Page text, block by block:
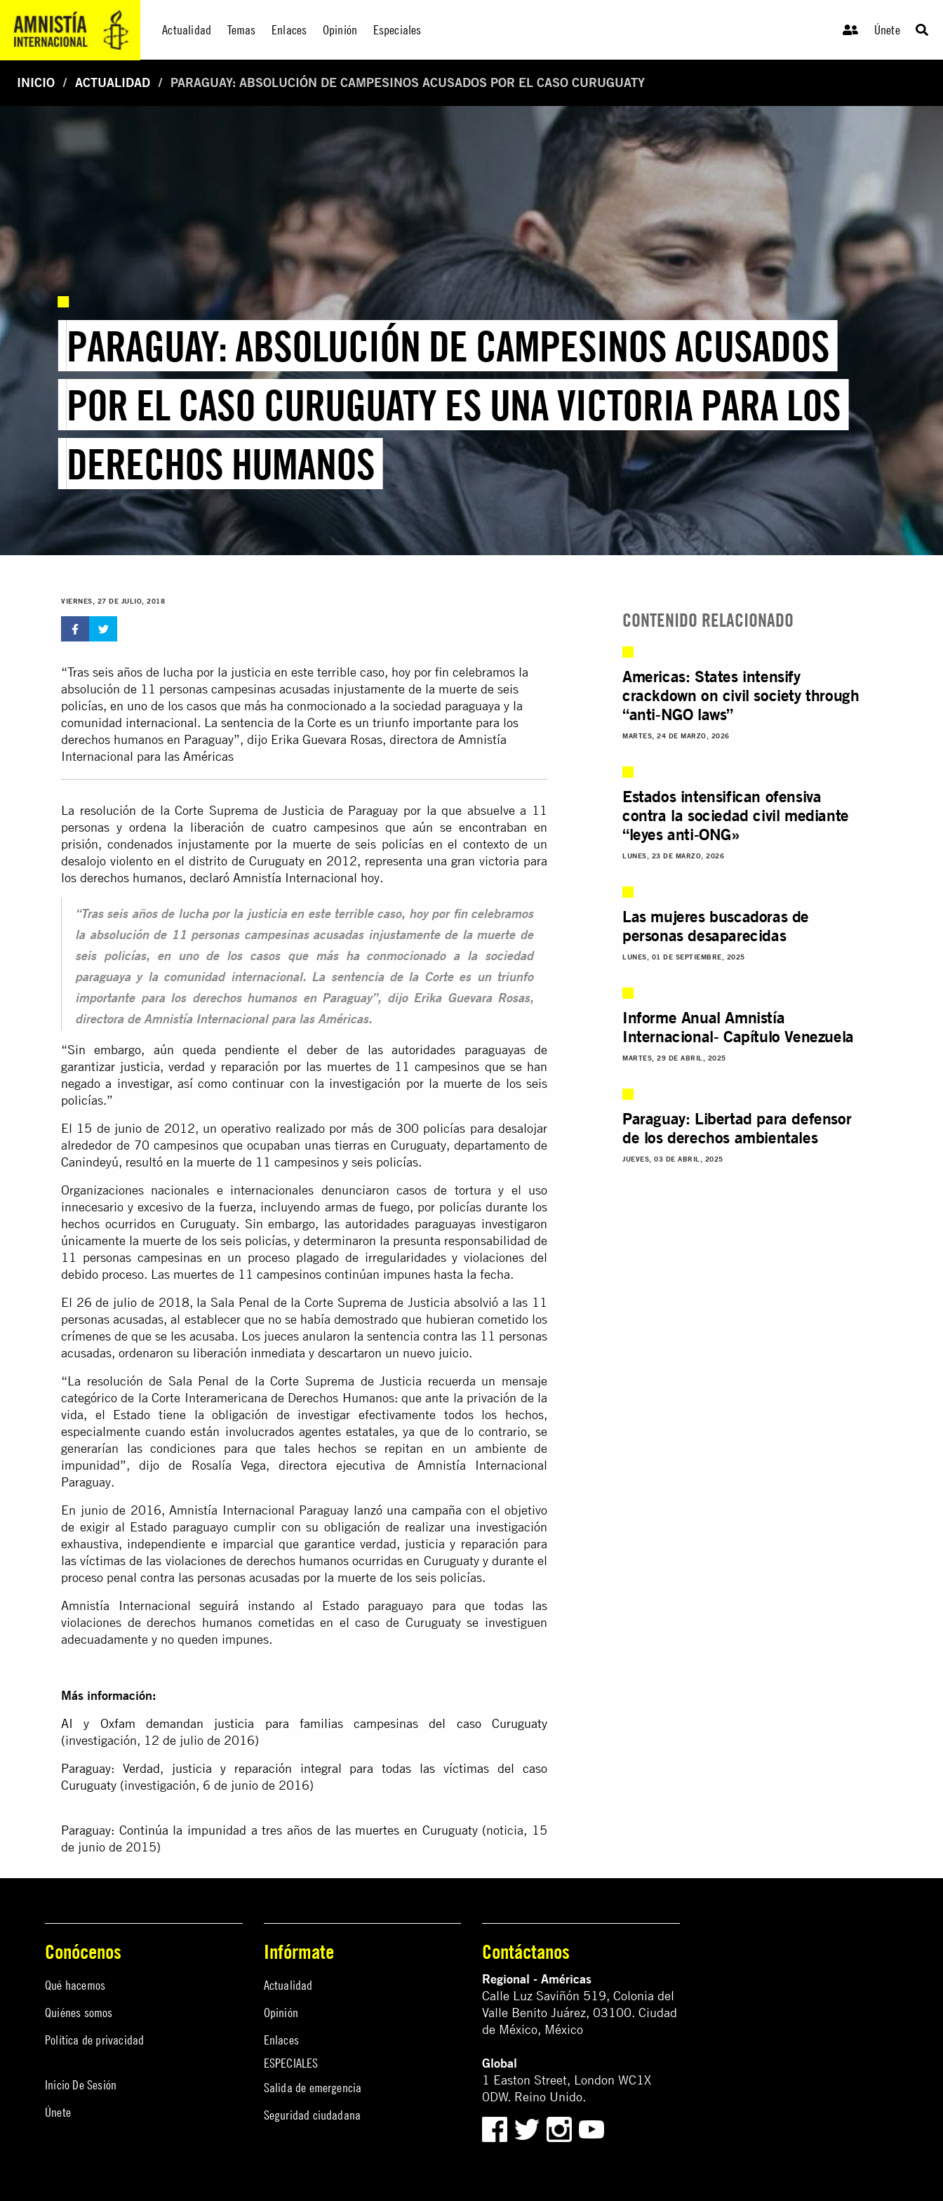
Actualidad Temas Enlaces Opinión Especiales Únete
INICIO ACTUALIDAD PARAGUAY: ABSOLUCIÓN DE CAMPESINOS ACUSADOS POR EL CASO CURUGUATY
PARAGUAY: ABSOLUCIÓN DE CAMPESINOS ACUSADOS
POR EL CASO CURUGUATY ES UNA VICTORIA PARA LOS
DERECHOS HUMANOS
VIERNES, 27 DE JULIO, 2018
“Tras seis años de lucha por la justicia en este terrible caso, hoy por fin celebramos la
absolución de 11 personas campesinas acusadas injustamente de la muerte de seis
policías, en uno de los casos que más ha conmocionado a la sociedad paraguaya y la
comunidad internacional. La sentencia de la Corte es un triunfo importante para los
derechos humanos en Paraguay”, dijo Erika Guevara Rosas, directora de Amnistía
Internacional para las Américas
La resolución de la Corte Suprema de Justicia de Paraguay por la que absuelve a 11
personas y ordena la liberación de cuatro campesinos que aún se encontraban en
prisión, condenados injustamente por la muerte de seis policías en el contexto de un
desalojo violento en el distrito de Curuguaty en 2012, representa una gran victoria para
los derechos humanos, declaró Amnistía Internacional hoy.
“Tras seis años de lucha por la justicia en este terrible caso, hoy por fin celebramos
la absolución de 11 personas campesinas acusadas injustamente de la muerte de
seis policías, en uno de los casos que más ha conmocionado a la sociedad
paraguaya y la comunidad internacional. La sentencia de la Corte es un triunfo
importante para los derechos humanos en Paraguay”, dijo Erika Guevara Rosas,
directora de Amnistía Internacional para las Américas.
“Sin embargo, aún queda pendiente el deber de las autoridades paraguayas de
garantizar justicia, verdad y reparación por las muertes de 11 campesinos que se han
negado a investigar, así como continuar con la investigación por la muerte de los seis
policías.”
El 15 de junio de 2012, un operativo realizado por más de 300 policías para desalojar
alrededor de 70 campesinos que ocupaban unas tierras en Curuguaty, departamento de
Canindeyú, resultó en la muerte de 11 campesinos y seis policías.
Organizaciones nacionales e internacionales denunciaron casos de tortura y el uso
innecesario y excesivo de la fuerza, incluyendo armas de fuego, por policías durante los
hechos ocurridos en Curuguaty. Sin embargo, las autoridades paraguayas investigaron
únicamente la muerte de los seis policías, y determinaron la presunta responsabilidad de
11 personas campesinas en un proceso plagado de irregularidades y violaciones del
debido proceso. Las muertes de 11 campesinos continúan impunes hasta la fecha.
El 26 de julio de 2018, la Sala Penal de la Corte Suprema de Justicia absolvió a las 11
personas acusadas, al establecer que no se había demostrado que hubieran cometido los
crímenes de que se les acusaba. Los jueces anularon la sentencia contra las 11 personas
acusadas, ordenaron su liberación inmediata y descartaron un nuevo juicio.
“La resolución de Sala Penal de la Corte Suprema de Justicia recuerda un mensaje
categórico de la Corte Interamericana de Derechos Humanos: que ante la privación de la
vida, el Estado tiene la obligación de investigar efectivamente todos los hechos,
especialmente cuando están involucrados agentes estatales, ya que de lo contrario, se
generarían las condiciones para que tales hechos se repitan en un ambiente de
impunidad”, dijo de Rosalía Vega, directora ejecutiva de Amnistía Internacional
Paraguay.
En junio de 2016, Amnistía Internacional Paraguay lanzó una campaña con el objetivo
de exigir al Estado paraguayo cumplir con su obligación de realizar una investigación
exhaustiva, independiente e imparcial que garantice verdad, justicia y reparación para
las víctimas de las violaciones de derechos humanos ocurridas en Curuguaty y durante el
proceso penal contra las personas acusadas por la muerte de los seis policías.
Amnistía Internacional seguirá instando al Estado paraguayo para que todas las
violaciones de derechos humanos cometidas en el caso de Curuguaty se investiguen
adecuadamente y no queden impunes.
Más información:
AI y Oxfam demandan justicia para familias campesinas del caso Curuguaty
(investigación, 12 de julio de 2016)
Paraguay: Verdad, justicia y reparación integral para todas las víctimas del caso
Curuguaty (investigación, 6 de junio de 2016)
Paraguay: Continúa la impunidad a tres años de las muertes en Curuguaty(noticia, 15
de junio de 2015)
CONTENIDO RELACIONADO
Americas: States intensify
crackdown on civil society through
“anti-NGO laws”
MARTES, 24 DE MARZO, 2026
Estados intensifican ofensiva
contra la sociedad civil mediante
“leyes anti-ONG»
LUNES, 23 DE MARZO, 2026
Las mujeres buscadoras de
personas desaparecidas
LUNES, 01 DE SEPTIEMBRE, 2025
Informe Anual Amnistía
Internacional- Capítulo Venezuela
MARTES, 29 DE ABRIL, 2025
Paraguay: Libertad para defensor
de los derechos ambientales
JUEVES, 03 DE ABRIL, 2025
Conócenos
Qué hacemos
Quiénes somos
Política de privacidad
Inicio De Sesión
Únete
Infórmate
Actualidad
Opinión
Enlaces
ESPECIALES
Salida de emergencia
Seguridad ciudadana
Contáctanos
Regional - Américas
Calle Luz Saviñón 519, Colonia del
Valle Benito Juárez, 03100. Ciudad
de México, México
Global
1 Easton Street, London WC1X
0DW. Reino Unido.